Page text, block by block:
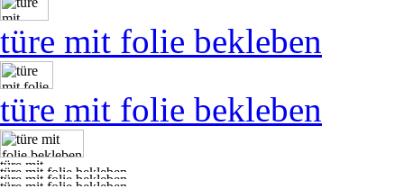
türe mit folie bekleben
türe mit folie bekleben